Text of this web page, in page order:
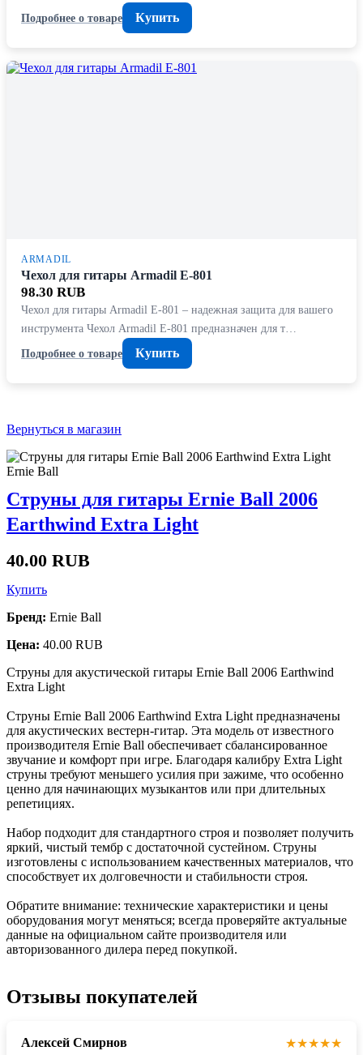
Подробнее о товаре
Купить
ARMADIL
Чехол для гитары Armadil E-801
98.30 RUB
Чехол для гитары Armadil E-801 – надежная защита для вашего
инструмента Чехол Armadil E-801 предназначен для т…
Подробнее о товаре
Купить
Вернуться в магазин
Ernie Ball
Струны для гитары Ernie Ball 2006
Earthwind Extra Light
40.00 RUB
Купить
Бренд: Ernie Ball
Цена: 40.00 RUB
Струны для акустической гитары Ernie Ball 2006 Earthwind
Extra Light
Струны Ernie Ball 2006 Earthwind Extra Light предназначены
для акустических вестерн-гитар. Эта модель от известного
производителя Ernie Ball обеспечивает сбалансированное
звучание и комфорт при игре. Благодаря калибру Extra Light
струны требуют меньшего усилия при зажиме, что особенно
ценно для начинающих музыкантов или при длительных
репетициях.
Набор подходит для стандартного строя и позволяет получить
яркий, чистый тембр с достаточной сустейном. Струны
изготовлены с использованием качественных материалов, что
способствует их долговечности и стабильности строя.
Обратите внимание: технические характеристики и цены
оборудования могут меняться; всегда проверяйте актуальные
данные на официальном сайте производителя или
авторизованного дилера перед покупкой.
Отзывы покупателей
Алексей Смирнов ★★★★★